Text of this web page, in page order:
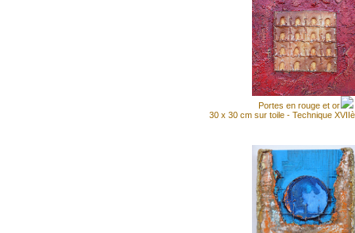
Portes en rouge et or
30 x 30 cm sur toile - Technique